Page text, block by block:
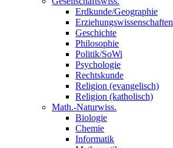
Erdkunde/Geographie
Erziehungswissenschaften
Geschichte
Philosophie
Politik/SoWi
Psychologie
Rechtskunde
Religion (evangelisch)
Religion (katholisch)
Math.-Naturwiss.
Biologie
Chemie
Informatik